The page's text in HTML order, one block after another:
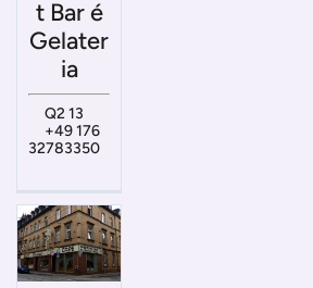
t Bar é
Gelater
ia
Q2 13
+49 176
32783350